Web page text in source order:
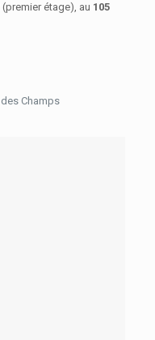
(premier étage), au 105
Champs